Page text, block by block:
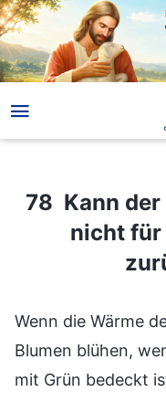
78 Kann der
nicht für
Wenn die Wärme
Blumen blühen,
mit Grün bedeckt